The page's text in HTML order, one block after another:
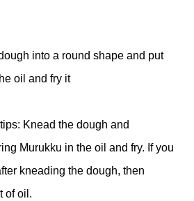
into a round shape and put
oil and fry it
Knead the dough and
Murukku in the oil and fry. If you
kneading the dough, then
of oil.